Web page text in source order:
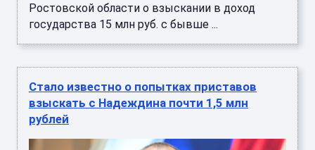
Ростовской области о взыскании в доход
государства 15 млн руб. с бывше ...
Стало известно о попытках приставов
взыскать с Надеждина почти 1,5 млн
рублей